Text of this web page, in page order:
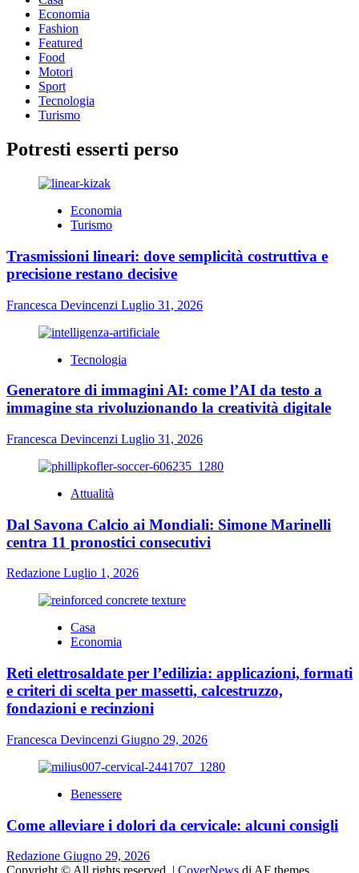
Parma
Economia
Fashion
Featured
Food
Motori
Sport
Tecnologia
Turismo
Potresti esserti perso
Economia
Turismo
Trasmissioni lineari: dove semplicità costruttiva e
precisione restano decisive
Francesca Devincenzi Luglio 31, 2026
Tecnologia
Generatore di immagini AI: come l’AI da testo a
immagine sta rivoluzionando la creatività digitale
Francesca Devincenzi Luglio 31, 2026
Attualità
Dal Savona Calcio ai Mondiali: Simone Marinelli
centra 11 pronostici consecutivi
Redazione Luglio 1, 2026
Casa
Economia
Reti elettrosaldate per l’edilizia: applicazioni, formati
e criteri di scelta per massetti, calcestruzzo,
fondazioni e recinzioni
Francesca Devincenzi Giugno 29, 2026
Benessere
Come alleviare i dolori da cervicale: alcuni consigli
Redazione Giugno 29, 2026